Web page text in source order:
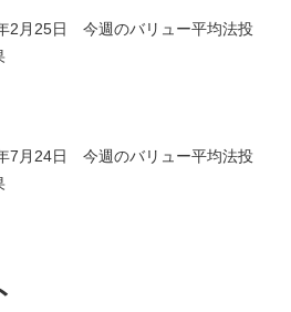
2月25日 今週のバリュー平均法投
7月24日 今週のバリュー平均法投